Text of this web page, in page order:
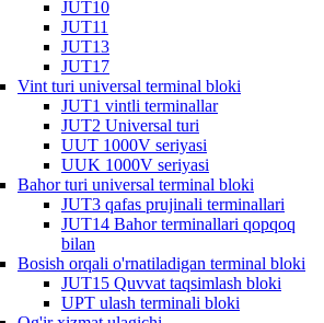
JUT10
JUT11
JUT13
JUT17
Vint turi universal terminal bloki
JUT1 vintli terminallar
JUT2 Universal turi
UUT 1000V seriyasi
UUK 1000V seriyasi
Bahor turi universal terminal bloki
JUT3 qafas prujinali terminallari
JUT14 Bahor terminallari qopqoq
bilan
Bosish orqali o'rnatiladigan terminal bloki
JUT15 Quvvat taqsimlash bloki
UPT ulash terminali bloki